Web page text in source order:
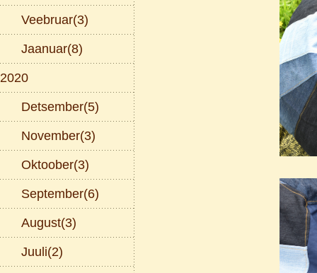
Veebruar(3)
Jaanuar(8)
2020
Detsember(5)
November(3)
Oktoober(3)
September(6)
August(3)
Juuli(2)